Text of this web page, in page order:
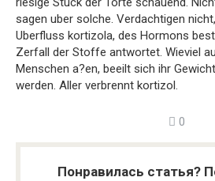
sagen uber solche. Verdachtigen
Uberfluss kortizola, des Hormons
Zerfall der Stoffe antwortet. Wieviel
Menschen a?en, beeilt sich ihr
werden. Aller verbrennt kortizol.
0
Понравилась статья?